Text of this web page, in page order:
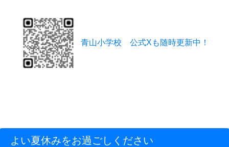
青山小学校 公式Xも随時更新中！
よい夏休みをお過ごしください